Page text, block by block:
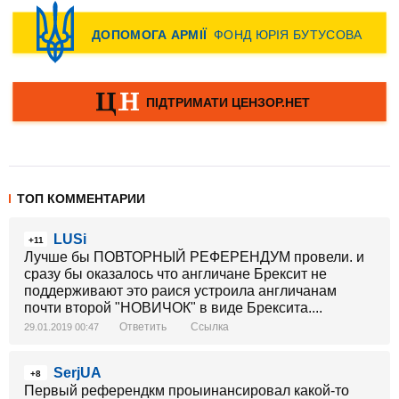
ТОП КОММЕНТАРИИ
+11
LUSi
Лучше бы ПОВТОРНЫЙ РЕФЕРЕНДУМ провели. и
сразу бы оказалось что англичане Брексит не
поддерживают это раися устроила англичанам
почти второй "НОВИЧОК" в виде Брексита....
29.01.2019 00:47 Ответить Ссылка
+8
SerjUA
Первый референдкм проыинансировал какой-то